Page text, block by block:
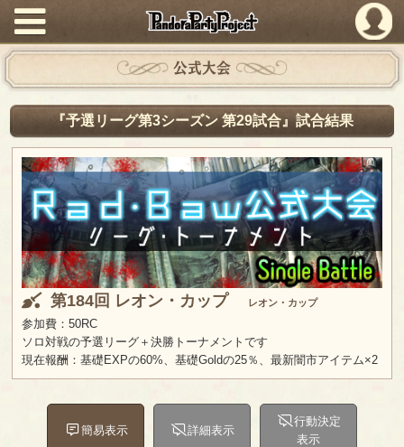
PandoraPartyProject
公式大会
『予選リーグ第3シーズン 第29試合』試合結果
第184回 レオン・カップ レオン・カップ
参加費：50RC
ソロ対戦の予選リーグ＋決勝トーナメントです
現在報酬：基礎EXPの60%、基礎Goldの25％、最新闇市アイテム×2
簡易表示 詳細表示
行動決定
表示